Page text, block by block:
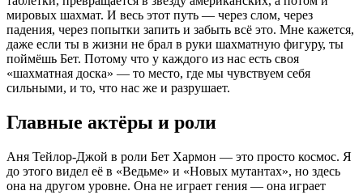
мировых шахмат. И весь этот путь — через слом, через
падения, через попытки запить и забыть всё это. Мне кажется,
даже если ты в жизни не брал в руки шахматную фигуру, ты
поймёшь Бет. Потому что у каждого из нас есть своя
«шахматная доска» — то место, где мы чувствуем себя
сильными, и то, что нас же и разрушает.
Главные актёры и роли
Аня Тейлор-Джой в роли Бет Хармон — это просто космос. Я
до этого видел её в «Ведьме» и «Новых мутантах», но здесь
она на другом уровне. Она не играет гения — она играет